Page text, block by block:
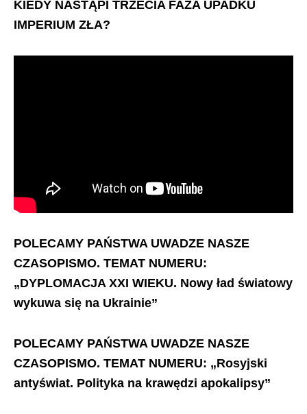
KIEDY NASTĄPI TRZECIA FAZA UPADKU
IMPERIUM ZŁA?
POLECAMY PAŃSTWA UWADZE NASZE
CZASOPISMO. TEMAT NUMERU:
„DYPLOMACJA XXI WIEKU. Nowy ład światowy
wykuwa się na Ukrainie”
POLECAMY PAŃSTWA UWADZE NASZE
CZASOPISMO. TEMAT NUMERU: „Rosyjski
antyświat. Polityka na krawędzi apokalipsy”